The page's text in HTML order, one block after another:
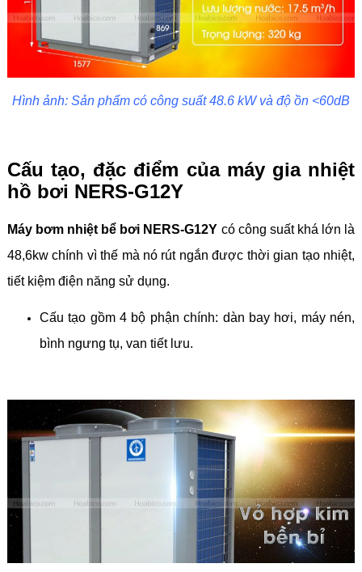
Hình ảnh: Sản phẩm có công suất 48.6 kW và độ ồn <60dB
Cấu tạo, đặc điểm của máy gia nhiệt
hồ bơi NERS-G12Y
Máy bơm nhiệt bể bơi NERS-G12Y có công suất khá lớn là
48,6kw chính vì thế mà nó rút ngắn được thời gian tạo nhiệt,
tiết kiệm điện năng sử dụng.
Cấu tạo gồm 4 bộ phận chính: dàn bay hơi, máy nén,
bình ngưng tụ, van tiết lưu.